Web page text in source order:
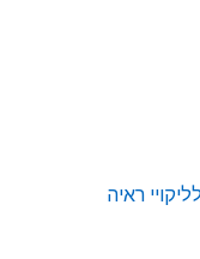
ראיה